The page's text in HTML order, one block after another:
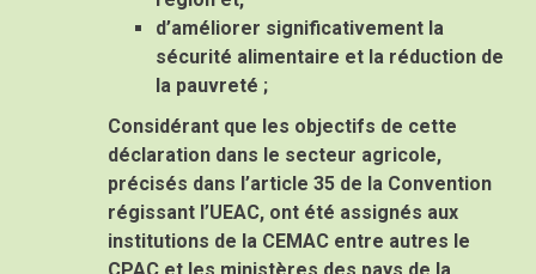
d’améliorer significativement la
sécurité alimentaire et la réduction de
la pauvreté ;
Considérant que les objectifs de cette
déclaration dans le secteur agricole,
précisés dans l’article 35 de la Convention
régissant l’UEAC, ont été assignés aux
institutions de la CEMAC entre autres le
CPAC et les ministères des pays de la